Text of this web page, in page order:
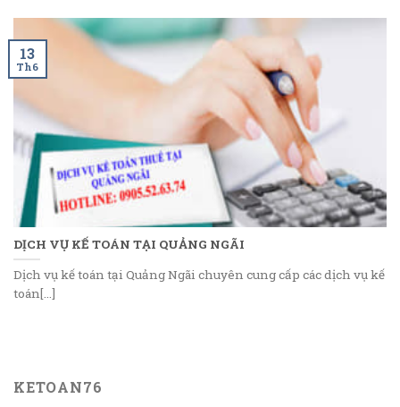
DỊCH VỤ KẾ TOÁN TẠI QUẢNG NGÃI
Dịch vụ kế toán tại Quảng Ngãi chuyên cung cấp các dịch vụ kế
toán[...]
13
Th6
KETOAN76